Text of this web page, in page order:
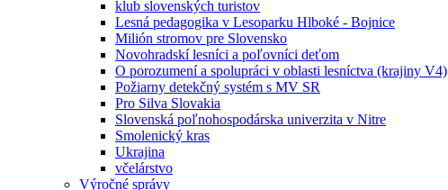
klub slovenských turistov
Lesná pedagogika v Lesoparku Hlboké - Bojnice
Milión stromov pre Slovensko
Novohradskí lesníci a poľovníci deťom
O porozumení a spolupráci v oblasti lesníctva (krajiny V4)
Požiarny detekčný systém s MV SR
Pro Silva Slovakia
Slovenská poľnohospodárska univerzita v Nitre
Smolenický kras
Ukrajina
včelárstvo
Výročné správy